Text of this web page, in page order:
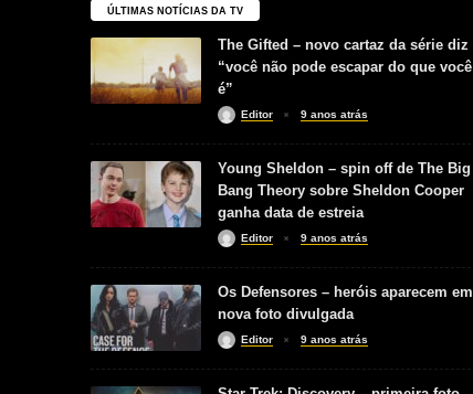
ÚLTIMAS NOTÍCIAS DA TV
The Gifted – novo cartaz da série diz
“você não pode escapar do que você
é”
Editor 9 anos atrás
Young Sheldon – spin off de The Big
Bang Theory sobre Sheldon Cooper
ganha data de estreia
Editor 9 anos atrás
Os Defensores – heróis aparecem em
nova foto divulgada
Editor 9 anos atrás